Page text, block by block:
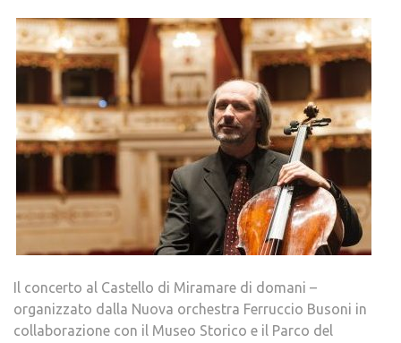
Il concerto al Castello di Miramare di domani –
organizzato dalla Nuova orchestra Ferruccio Busoni in
collaborazione con il Museo Storico e il Parco del